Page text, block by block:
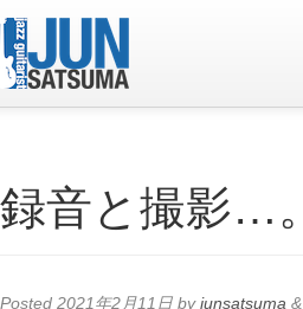
Live Schedule
録音と撮影…。
Posted 2021年2月11日 byjunsatsuma &